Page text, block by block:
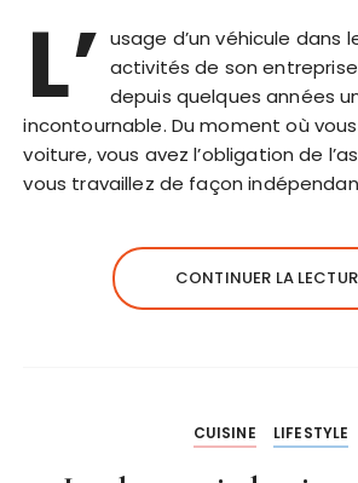
L’ usage d’un véhicule dans
activités de son
depuis quelques années
incontournable. Du moment où
voiture, vous avez l’obligation de
vous travaillez de façon
CONTINUER LA
CUISINE LIFESTYLE